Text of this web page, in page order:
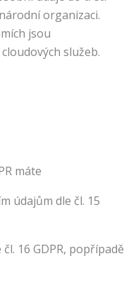
organizaci.
jsou
služeb.
máte
údajům dle čl. 15
16 GDPR, popřípadě